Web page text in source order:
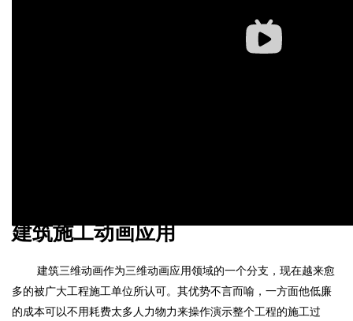
建筑施工动画应用
建筑三维动画作为三维动画应用领域的一个分支，现在越来愈
多的被广大工程施工单位所认可。其优势不言而喻，一方面他低廉
的成本可以不用耗费太多人力物力来操作演示整个工程的施工过